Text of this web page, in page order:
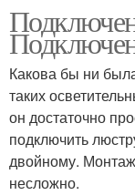
Какова бы ни
таких
он достаточно
подключить
двойному.
несложно.